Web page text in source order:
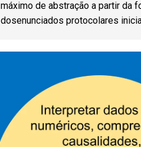
máximo de abstração a partir da
dosenunciados protocolares